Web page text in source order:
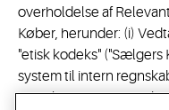
overholdelse af
Køber, herunder: (i)
"etisk kodeks" ("Sælgers
system til intern
at muliggøre nøjagtig